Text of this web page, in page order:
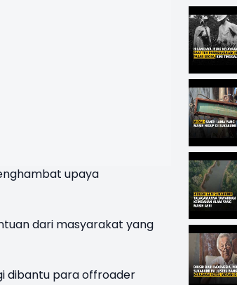
upaya
dari masyarakat yang
dibantu para offroader